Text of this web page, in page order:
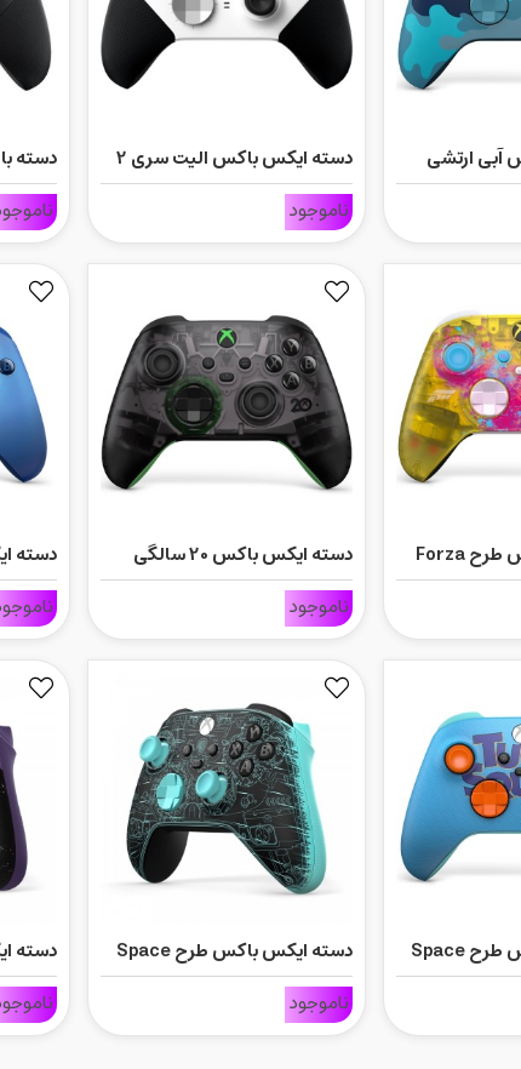
آبی ارتشی
دسته ایکس باکس الیت سری 2
Core - سفید
ناموجود
ایکس
دسته ایکس باکس طرح Forza
دسته ایکس باکس 20 سالگی
ناموجود
دسته
Shift
دسته ایکس باکس طرح Space
Jam A
دسته ایکس باکس طرح Space
Jam: A New Legacy
Serververse
ناموجود
Goon
Squad